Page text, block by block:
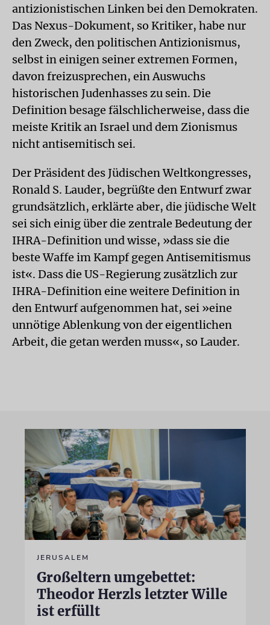
antizionistischen Linken bei den Demokraten.
Das Nexus-Dokument, so Kritiker, habe nur
den Zweck, den politischen Antizionismus,
selbst in einigen seiner extremen Formen,
davon freizusprechen, ein Auswuchs
historischen Judenhasses zu sein. Die
Definition besage fälschlicherweise, dass die
meiste Kritik an Israel und dem Zionismus
nicht antisemitisch sei.
Der Präsident des Jüdischen Weltkongresses,
Ronald S. Lauder, begrüßte den Entwurf zwar
grundsätzlich, erklärte aber, die jüdische Welt
sei sich einig über die zentrale Bedeutung der
IHRA-Definition und wisse, »dass sie die
beste Waffe im Kampf gegen Antisemitismus
ist«. Dass die US-Regierung zusätzlich zur
IHRA-Definition eine weitere Definition in
den Entwurf aufgenommen hat, sei »eine
unnötige Ablenkung von der eigentlichen
Arbeit, die getan werden muss«, so Lauder.
JERUSALEM
Großeltern umgebettet:
Theodor Herzls letzter Wille
ist erfüllt